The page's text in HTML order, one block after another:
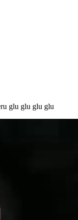
glu glu glu glu